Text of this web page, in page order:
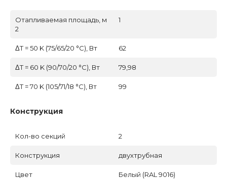
Отапливаемая площадь, м
2
1
ΔT = 50 K (75/65/20 °C), Вт 62
ΔT = 60 K (90/70/20 °C), Вт 79,98
ΔT = 70 K (105/71/18 °C), Вт 99
Конструкция
Кол-во секций 2
Конструкция двухтрубная
Цвет Белый (RAL 9016)